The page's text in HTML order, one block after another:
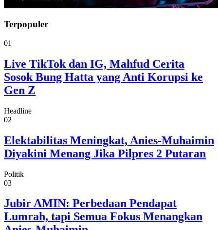
Terpopuler
01
Live TikTok dan IG, Mahfud Cerita
Sosok Bung Hatta yang Anti Korupsi ke
Gen Z
Headline
02
Elektabilitas Meningkat, Anies-Muhaimin
Diyakini Menang Jika Pilpres 2 Putaran
Politik
03
Jubir AMIN: Perbedaan Pendapat
Lumrah, tapi Semua Fokus Menangkan